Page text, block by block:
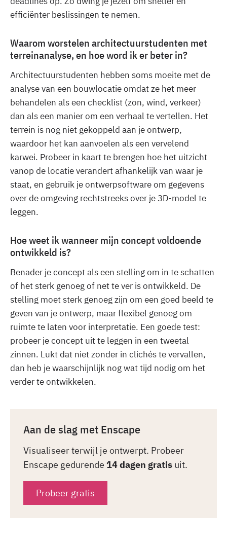
efficiënter beslissingen te nemen.
Waarom worstelen architectuurstudenten met
terreinanalyse, en hoe word ik er beter in?
Architectuurstudenten hebben soms moeite met de
analyse van een bouwlocatie omdat ze het meer
behandelen als een checklist (zon, wind, verkeer)
dan als een manier om een verhaal te vertellen. Het
terrein is nog niet gekoppeld aan je ontwerp,
waardoor het kan aanvoelen als een vervelend
karwei. Probeer in kaart te brengen hoe het uitzicht
vanop de locatie verandert afhankelijk van waar je
staat, en gebruik je ontwerpsoftware om gegevens
over de omgeving rechtstreeks over je 3D-model te
leggen.
Hoe weet ik wanneer mijn concept voldoende
ontwikkeld is?
Benader je concept als een stelling om in te schatten
of het sterk genoeg of net te ver is ontwikkeld. De
stelling moet sterk genoeg zijn om een goed beeld te
geven van je ontwerp, maar flexibel genoeg om
ruimte te laten voor interpretatie. Een goede test:
probeer je concept uit te leggen in een tweetal
zinnen. Lukt dat niet zonder in clichés te vervallen,
dan heb je waarschijnlijk nog wat tijd nodig om het
verder te ontwikkelen.
Aan de slag met Enscape
Visualiseer terwijl je ontwerpt. Probeer
Enscape gedurende 14 dagen gratis uit.
Probeer gratis